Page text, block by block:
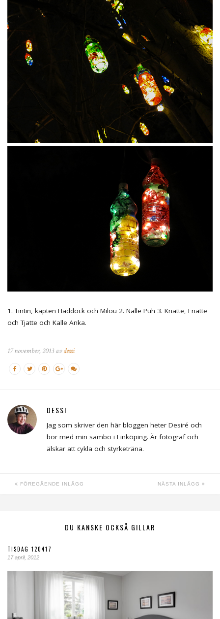
1. Tintin, kapten Haddock och Milou 2. Nalle Puh 3. Knatte, Fnatte
och Tjatte och Kalle Anka.
17 november, 2013 avdessi
DESSI
Jag som skriver den här bloggen heter Desiré och
bor med min sambo i Linköping. Är fotograf och
älskar att cykla och styrketräna.
FÖREGÅENDE INLÄGG NÄSTA INLÄGG
DU KANSKE OCKSÅ GILLAR
TISDAG 120417
17 april, 2012